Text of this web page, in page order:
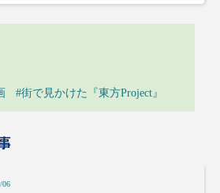
#街で見かけた『東方Project』
06